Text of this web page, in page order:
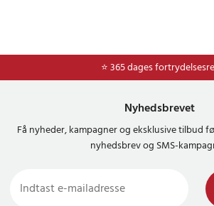
⭐ 365 dages
⭐ Nem og sikker betaling med
Nyhedsbrevet
Få nyheder, kampagner og eksklusive tilbud
nyhedsbrev og SMS-